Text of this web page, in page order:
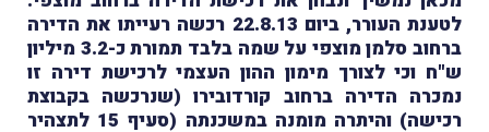
לטענת העורר, ביום 22.8.13 רכשה רעייתו את הדירה
ברחוב סלמן מוצפי על שמה בלבד תמורת כ-3.2 מיליון
ש"ח וכי לצורך מימון ההון העצמי לרכישת דירה זו
נמכרה הדירה ברחוב קורדובירו (שנרכשה בקבוצת
רכישה) והיתרה מומנה במשכנתה (סעיף 15 לתצהיר